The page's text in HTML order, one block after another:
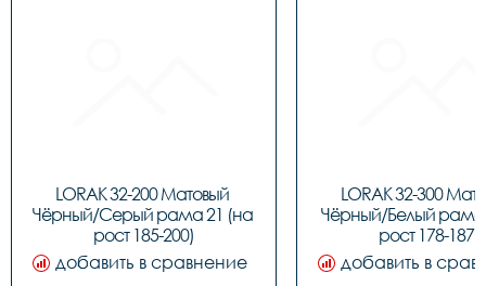
LORAK 32-200 Матовый
Чёрный/Серый рама 21 (на
рост 185-200)
добавить в сравнение
LORAK 32-300
Чёрный/Белый рама
рост 178-187)
добавить в